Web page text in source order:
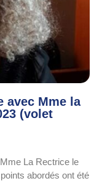
avec Mme la
(volet
La Rectrice le
abordés ont été